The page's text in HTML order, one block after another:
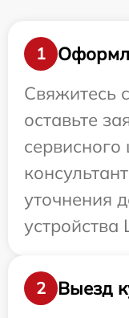
1
Свяжитесь
оставьте
уточнения
устройства
2
Выезд